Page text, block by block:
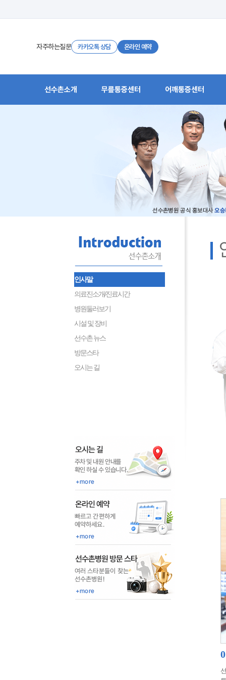
자주하는질문 카카오톡 상담 온라인 예약
선수촌소개 무릎통증센터 어깨통증센터
인사말
의료진소개/진료시간
병원둘러보기
시설 및 장비
선수촌 뉴스
방문스타
오시는 길